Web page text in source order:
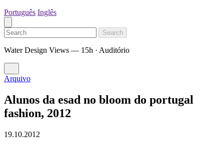
Português Inglês
Search
Water Design Views — 15h · Auditório
Arquivo
Alunos da esad no bloom do portugal
fashion, 2012
19.10.2012